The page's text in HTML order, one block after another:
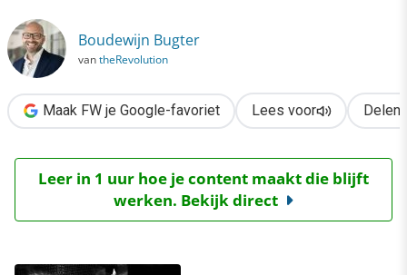
Boudewijn Bugter
vantheRevolution
Maak FW je Google-favoriet Lees voor Delen
Leer in 1 uur hoe je content maakt die blijft
werken. Bekijk direct